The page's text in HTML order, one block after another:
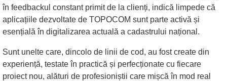
în feedbackul constant primit de la clienți, indică limpede că
aplicațiile dezvoltate de TOPOCOM sunt parte activă și
esențială în digitalizarea actuală a cadastrului național.
Sunt unelte care, dincolo de linii de cod, au fost create din
experiență, testate în practică și perfecționate cu fiecare
proiect nou, alături de profesioniștii care mișcă în mod real